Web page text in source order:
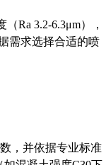
Ra 3.2-6.3μm），
需求选择合适的喷
，并依据专业标准